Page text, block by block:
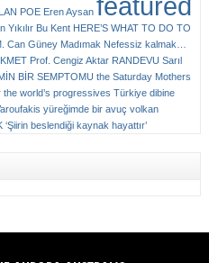
POE Eren Aysan
Yıkılır Bu Kent HERE’S WHAT TO DO TO
Can Güney Madımak Nefessiz kalmak…
Prof. Cengiz Aktar RANDEVU Sarıl
BİR SEMPTOMU the Saturday Mothers
world’s progressives Türkiye dibine
yüreğimde bir avuç volkan
‘Şiirin beslendiği kaynak hayattır’